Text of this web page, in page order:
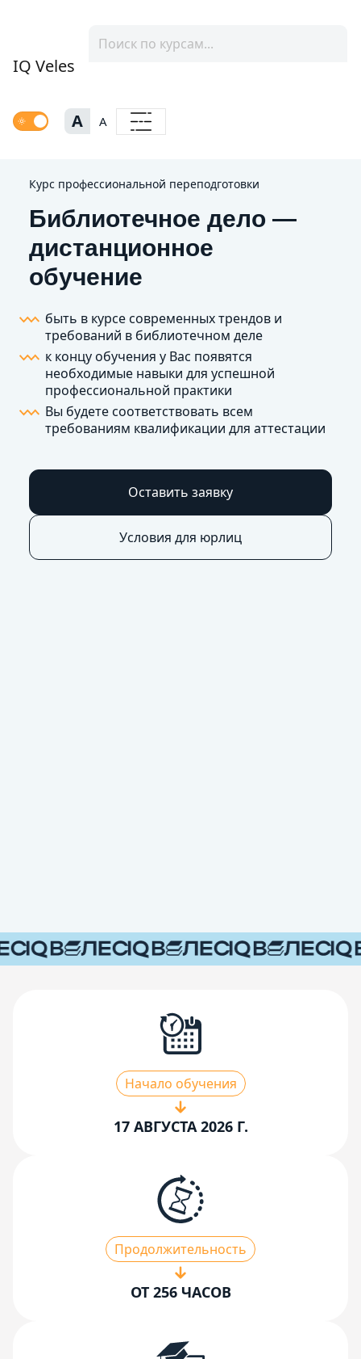
IQ Veles
A A
Курс профессиональной переподготовки
Библиотечное дело —
дистанционное
обучение
быть в курсе современных трендов и
требований в библиотечном деле
к концу обучения у Вас появятся
необходимые навыки для успешной
профессиональной практики
Вы будете соответствовать всем
требованиям квалификации для аттестации
Оставить заявку
Условия для юрлиц
Начало обучения
17 АВГУСТА 2026 Г.
Продолжительность
ОТ 256 ЧАСОВ